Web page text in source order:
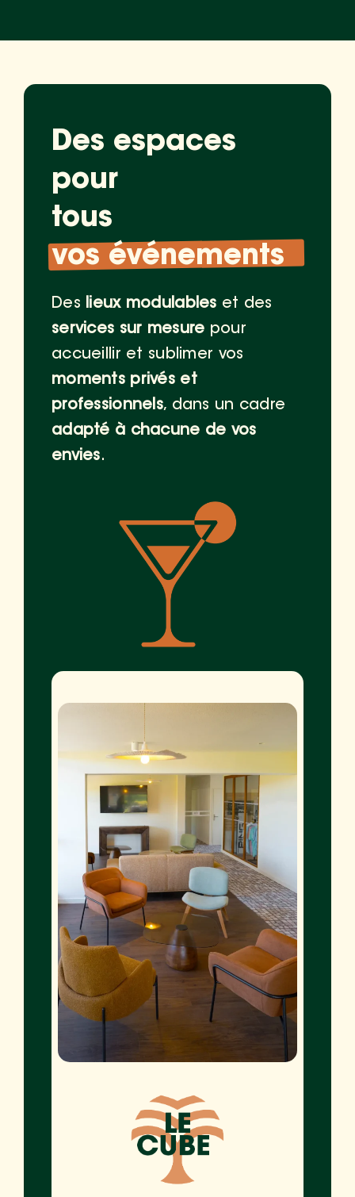
Des espaces
pour
tous
vos événements
Des lieux modulables et des
services sur mesure pour
accueillir et sublimer vos
moments privés et
professionnels, dans un cadre
adapté à chacune de vos
envies.